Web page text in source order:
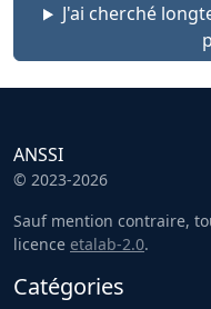
J'ai cherché
ANSSI
© 2023-2026
Sauf mention contraire,
licence etalab-2.0.
Catégories